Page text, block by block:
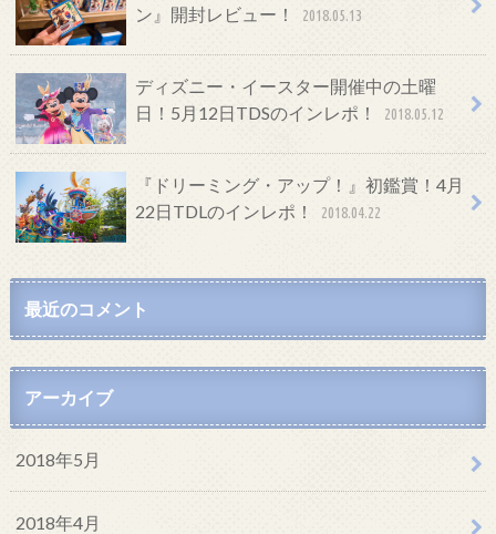
ン』開封レビュー！
2018.05.13
ディズニー・イースター開催中の土曜
日！5月12日TDSのインレポ！
2018.05.12
『ドリーミング・アップ！』初鑑賞！4月
22日TDLのインレポ！
2018.04.22
最近のコメント
アーカイブ
2018年5月
2018年4月